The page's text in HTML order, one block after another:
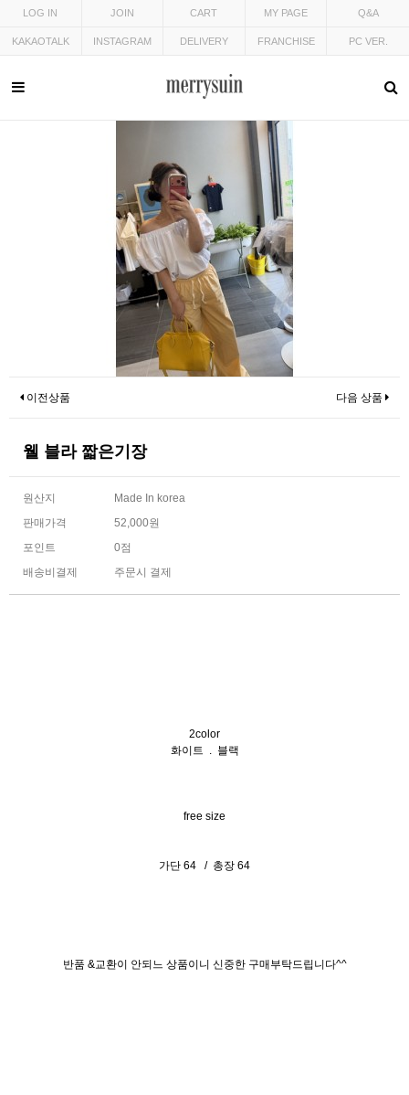
LOG IN JOIN CART MY PAGE Q&A
KAKAOTALK INSTAGRAM DELIVERY FRANCHISE PC VER.
이전상품 다음 상품
웰 블라 짧은기장
원산지
Made In korea
판매가격
52,000원
포인트
0점
배송비결제
주문시 결제
2color
화이트 . 블랙
free size
가단 64 / 총장 64
반품 &교환이 안되느 상품이니 신중한 구매부탁드립니다^^